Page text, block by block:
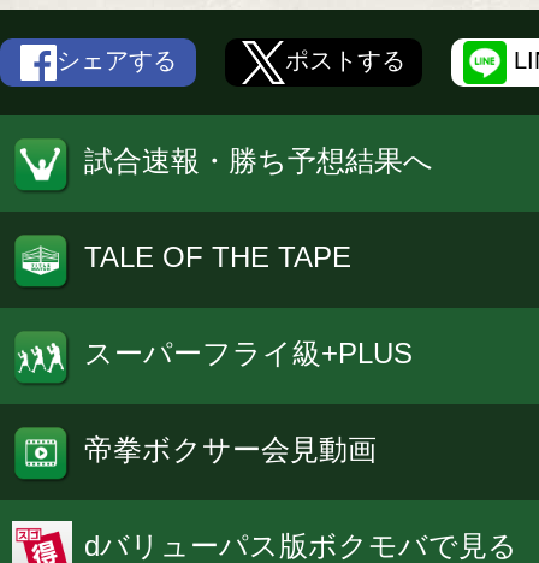
シェアする ポストする
試合速報・勝ち予想結果へ
TALE OF THE TAPE
スーパーフライ級+PLUS
帝拳ボクサー会見動画
dバリューパス版ボクモバで見る